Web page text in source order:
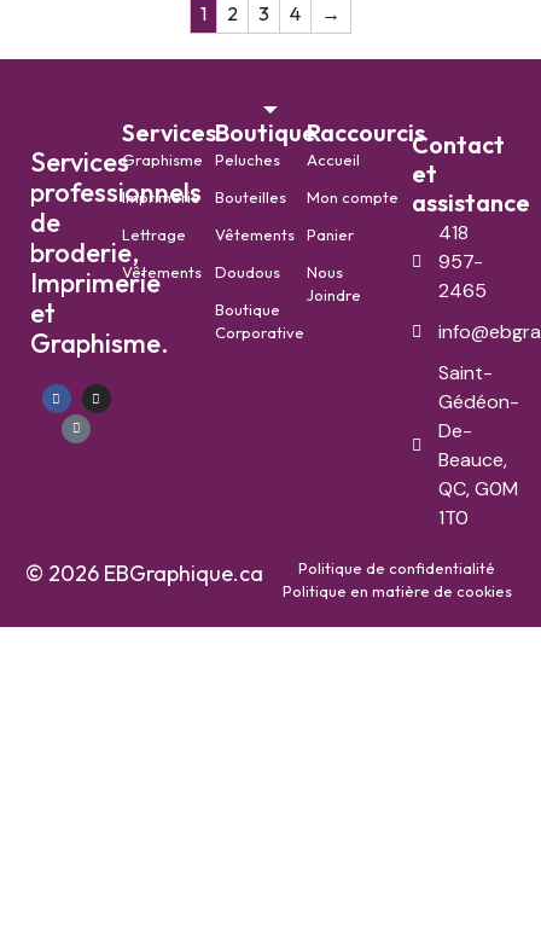
1 2 3 4 →
Services
professionnels
de
broderie,
Imprimerie
et
Graphisme.
Services
Graphisme
Imprimerie
Lettrage
Vêtements
Boutique
Peluches
Bouteilles
Vêtements
Doudous
Boutique
Corporative
Raccourcis
Accueil
Mon compte
Panier
Nous
Joindre
Contact
et
assistance
418
957-
2465
Saint-
Gédéon-
De-
Beauce,
QC, G0M
1T0
© 2026 EBGraphique.ca
Politique de confidentialité
Politique en matière de cookies